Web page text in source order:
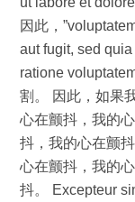
因此，
aut fugit, sed
ratione
割。 因此，如果
心在颤抖，我的
抖，我的心在颤
心在颤抖，我的
抖。 Excepteur